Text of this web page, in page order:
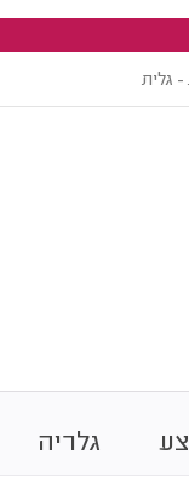
- גלית
גלריה